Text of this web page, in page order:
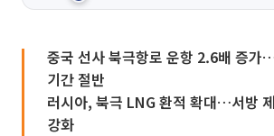
중국 선사 북극항로 운항 2.6배 증가
기간 절반
러시아, 북극 LNG 환적 확대…서방
강화